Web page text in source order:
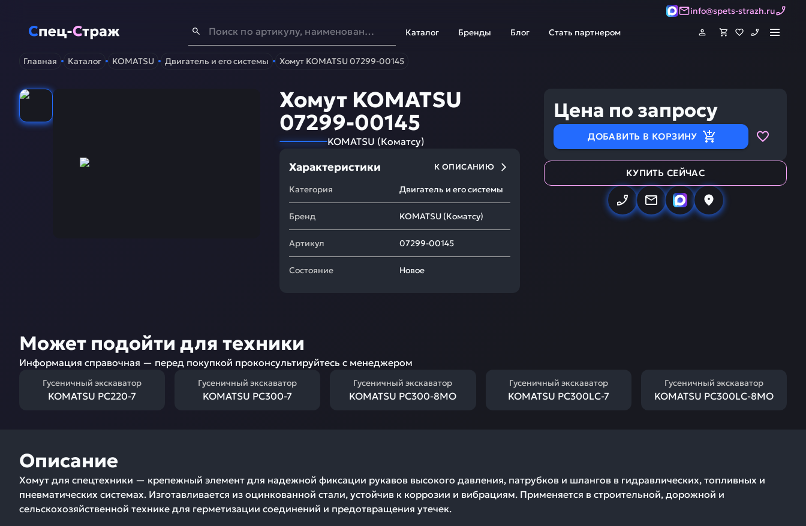
info@spets-strazh.ru
Спец-Страж - Запчасти для спецтехники
Каталог Бренды Блог Стать партнером
Главная Каталог KOMATSU Двигатель и его системы Хомут KOMATSU 07299-00145
Хомут KOMATSU
07299-00145
KOMATSU (Коматсу)
Характеристики К ОПИСАНИЮ
Категория Двигатель и его системы
Бренд KOMATSU (Коматсу)
Артикул 07299-00145
Состояние Новое
Цена по запросу
ДОБАВИТЬ В КОРЗИНУ
КУПИТЬ СЕЙЧАС
Может подойти для техники
Информация справочная — перед покупкой проконсультируйтесь с менеджером
Гусеничный экскаватор
KOMATSU PC220-7
Гусеничный экскаватор
KOMATSU PC300-7
Гусеничный экскаватор
KOMATSU PC300-8MO
Гусеничный экскаватор
KOMATSU PC300LC-7
Гусеничный экскаватор
KOMATSU PC300LC-8MO
Описание
Хомут для спецтехники — крепежный элемент для надежной фиксации рукавов высокого давления, патрубков и шлангов в гидравлических, топливных и
пневматических системах. Изготавливается из оцинкованной стали, устойчив к коррозии и вибрациям. Применяется в строительной, дорожной и
сельскохозяйственной технике для герметизации соединений и предотвращения утечек.